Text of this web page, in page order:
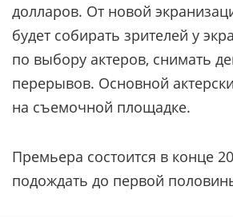
долларов. От новой
будет собирать зрителей у
по выбору актеров, снимать
перерывов. Основной
на съемочной площадке.
Премьера состоится в конце
подождать до первой